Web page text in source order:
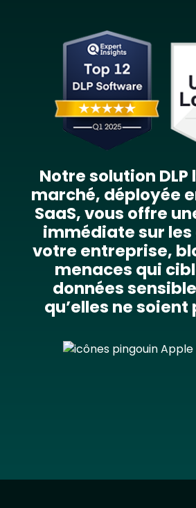
Notre solution
marché, déployée
SaaS, vous offre
immédiate sur
votre entreprise,
menaces qui
données
qu’elles ne soient